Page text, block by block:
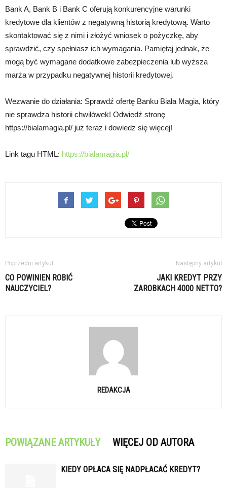
Bank A, Bank B i Bank C oferują konkurencyjne warunki
kredytowe dla klientów z negatywną historią kredytową. Warto
skontaktować się z nimi i złożyć wniosek o pożyczkę, aby
sprawdzić, czy spełniasz ich wymagania. Pamiętaj jednak, że
mogą być wymagane dodatkowe zabezpieczenia lub wyższa
marża w przypadku negatywnej historii kredytowej.
Wezwanie do działania: Sprawdź ofertę Banku Biała Magia, który
nie sprawdza historii chwilówek! Odwiedź stronę
https://bialamagia.pl/ już teraz i dowiedz się więcej!
Link tagu HTML: https://bialamagia.pl/
Poprzedni artykuł
CO POWINIEN ROBIĆ
NAUCZYCIEL?
Następny artykuł
JAKI KREDYT PRZY
ZAROBKACH 4000 NETTO?
REDAKCJA
POWIĄZANE ARTYKUŁY WIĘCEJ OD AUTORA
KIEDY OPŁACA SIĘ NADPŁACAĆ KREDYT?